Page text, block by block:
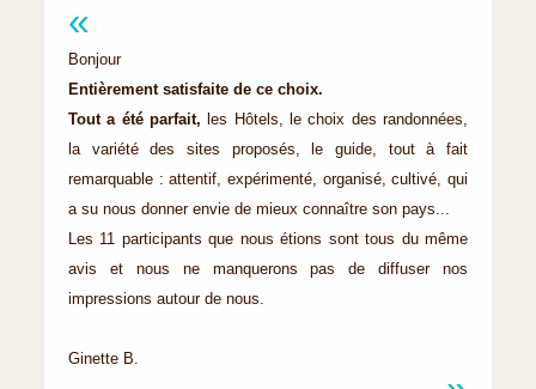
Bonjour
Entièrement satisfaite de ce choix.
Tout a été parfait, les Hôtels, le choix des randonnées,
la variété des sites proposés, le guide, tout à fait
remarquable : attentif, expérimenté, organisé, cultivé, qui
a su nous donner envie de mieux connaître son pays...
Les 11 participants que nous étions sont tous du même
avis et nous ne manquerons pas de diffuser nos
impressions autour de nous.
Ginette B.